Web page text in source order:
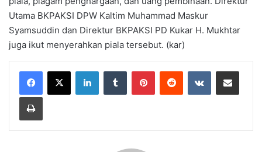
Utama BKPAKSI DPW Kaltim Muhammad Maskur
Syamsuddin dan Direktur BKPAKSI PD Kukar H. Mukhtar
juga ikut menyerahkan piala tersebut. (kar)